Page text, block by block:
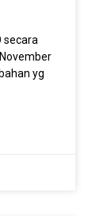
secara
yg